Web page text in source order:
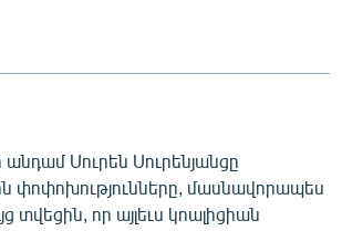
Սուրեն Սուրենյանցը
փոփոխությունները, մասնավորապես
տվեցին, որ այլեւս կոալիցիան